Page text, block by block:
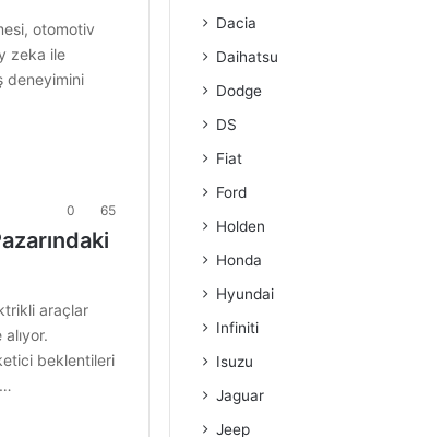
otomotiv
zeka ile
deneyimini
0 65
araçlar
beklentileri
Dacia
Daihatsu
Dodge
DS
Fiat
Ford
Holden
Honda
Hyundai
Infiniti
Isuzu
Jaguar
Jeep